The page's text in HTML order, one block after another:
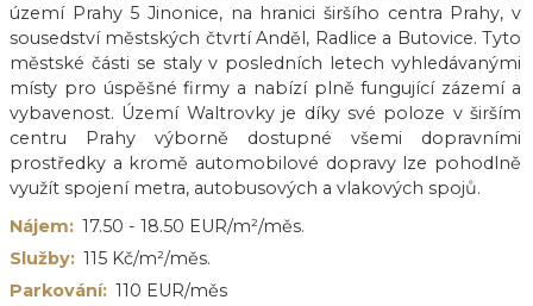
území Prahy 5 Jinonice, na hranici širšího centra Prahy, v
sousedství městských čtvrtí Anděl, Radlice a Butovice. Tyto
městské části se staly v posledních letech vyhledávanými
místy pro úspěšné firmy a nabízí plně fungující zázemí a
vybavenost. Území Waltrovky je díky své poloze v širším
centru Prahy výborně dostupné všemi dopravními
prostředky a kromě automobilové dopravy lze pohodlně
využít spojení metra, autobusových a vlakových spojů.
Nájem: 17.50 - 18.50 EUR/m²/měs.
Služby: 115 Kč/m²/měs.
Parkování: 110 EUR/měs